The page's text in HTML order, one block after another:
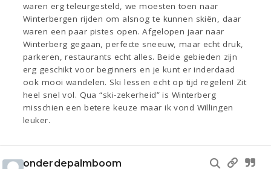
waren erg teleurgesteld, we moesten toen naar
Winterbergen rijden om alsnog te kunnen skiën, daar
waren een paar pistes open. Afgelopen jaar naar
Winterberg gegaan, perfecte sneeuw, maar echt druk,
parkeren, restaurants echt alles. Beide gebieden zijn
erg geschikt voor beginners en je kunt er inderdaad
ook mooi wandelen. Ski lessen echt op tijd regelen! Zit
heel snel vol. Qua “ski-zekerheid” is Winterberg
misschien een betere keuze maar ik vond Willingen
leuker.
onderdepalmboom